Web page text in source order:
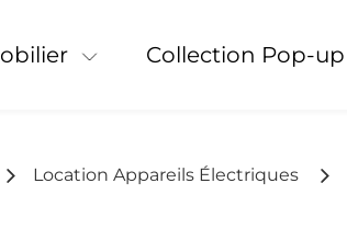
Mobilier Collection Pop-up
Location Appareils Électriques